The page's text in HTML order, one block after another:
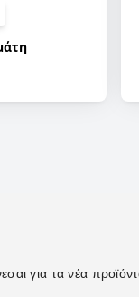
για τα νέα